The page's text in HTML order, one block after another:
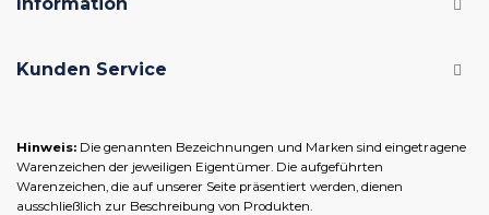
Kunden Service
Hinweis: Die genannten Bezeichnungen und Marken sind eingetragene
Warenzeichen der jeweiligen Eigentümer. Die aufgeführten
Warenzeichen, die auf unserer Seite präsentiert werden, dienen
ausschließlich zur Beschreibung von Produkten.